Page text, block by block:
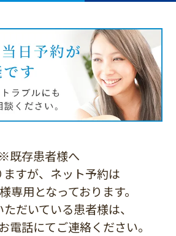
※既存患者様へ
すが、ネット予約は
専用となっております。
だいている患者様は、
電話にてご連絡ください。